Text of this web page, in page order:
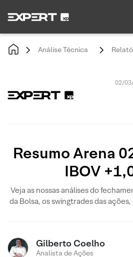
Análise Técnica
02/
Resumo Arena
IBOV
Veja as nossas análises do
da Bolsa, os swingtrades das
Gilberto Coelho
Analista de Ações